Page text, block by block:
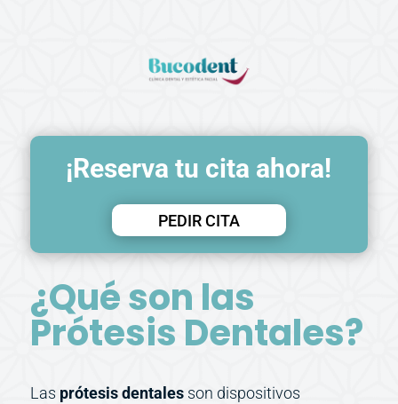
¡Reserva tu cita ahora!
PEDIR CITA
¿Qué son las
Prótesis Dentales?
Las prótesis dentalesson dispositivos